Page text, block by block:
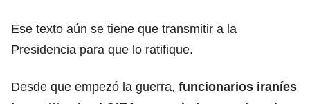
Ese texto aún se tiene que transmitir a la
Presidencia para que lo ratifique.
Desde que empezó la guerra, funcionarios iraníes